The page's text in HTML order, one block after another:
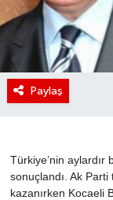
Paylaş
Türkiye’nin
sonuçlandı. Ak
kazanırken Kocaeli